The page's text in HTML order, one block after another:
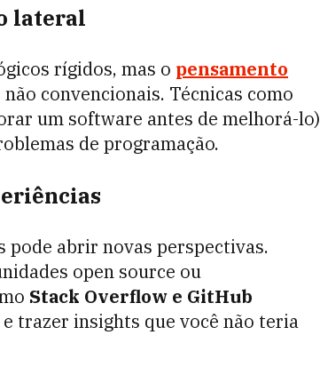
lateral
rígidos, mas o pensamento
convencionais. Técnicas como
um software antes de melhorá-lo)
de programação.
pode abrir novas perspectivas.
open source ou
Stack Overflow e GitHub
trazer insights que você não teria